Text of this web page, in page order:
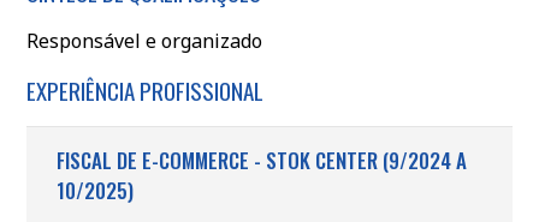
Responsável e organizado
EXPERIÊNCIA PROFISSIONAL
FISCAL DE E-COMMERCE - STOK CENTER (9/2024 A
10/2025)